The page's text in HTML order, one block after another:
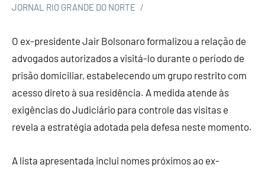
JORNAL RIO GRANDE DO NORTE
O ex-presidente Jair Bolsonaroformalizou a relação de
advogados autorizados a visitá-lo durante o período de
prisão domiciliar, estabelecendo um grupo restrito com
acesso direto à sua residência. A medida atende às
exigências do Judiciário para controle das visitas e
revela a estratégia adotada pela defesa neste momento.
A lista apresentada inclui nomes próximos ao ex-